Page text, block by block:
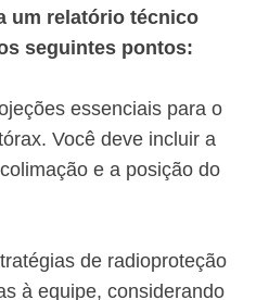
um relatório técnico
seguintes pontos:
essenciais para o
Você deve incluir a
e a posição do
de radioproteção
à equipe, considerando